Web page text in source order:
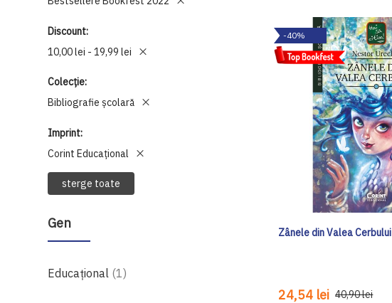
Discount
10,00 lei - 19,99 lei
Colecție
Bibliografie școlară
Imprint
Corint Educaţional
sterge toate
Gen
Educațional 1produs
-40%
Zânele din Valea Cerbului
24,54 lei 40,90 lei